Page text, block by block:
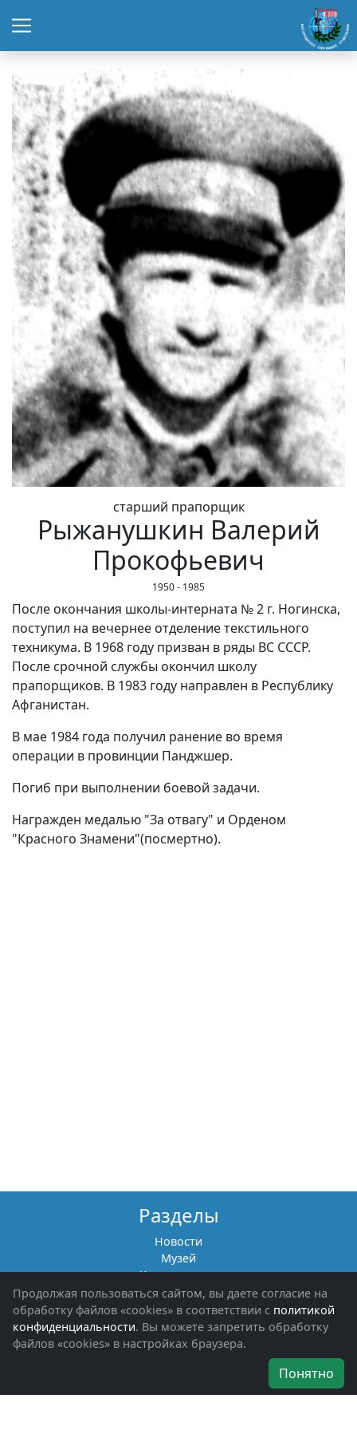
старший прапорщик
Рыжанушкин Валерий
Прокофьевич
1950 - 1985
После окончания школы-интерната № 2 г. Ногинска,
поступил на вечернее отделение текстильного
техникума. В 1968 году призван в ряды ВС СССР.
После срочной службы окончил школу
прапорщиков. В 1983 году направлен в Республику
Афганистан.
В мае 1984 года получил ранение во время
операции в провинции Панджшер.
Погиб при выполнении боевой задачи.
Награжден медалью "За отвагу" и Орденом
"Красного Знамени"(посмертно).
Разделы
Новости
Музей
Книги памяти
Фотоальбомы
Обращения граждан
Помощь участникам СВО и их семьям
Об организации
Наши награды
Продолжая пользоваться сайтом, вы даете согласие на
обработку файлов «cookies» в соответствии с политикой
конфиденциальности. Вы можете запретить обработку
файлов «cookies» в настройках браузера.
Понятно